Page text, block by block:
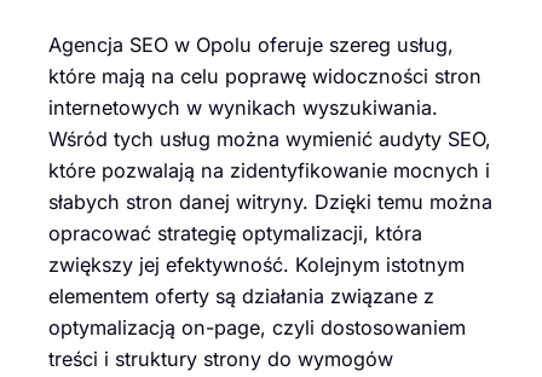
Agencja SEO w Opolu oferuje szereg usług,
które mają na celu poprawę widoczności stron
internetowych w wynikach wyszukiwania.
Wśród tych usług można wymienić audyty SEO,
które pozwalają na zidentyfikowanie mocnych i
słabych stron danej witryny. Dzięki temu można
opracować strategię optymalizacji, która
zwiększy jej efektywność. Kolejnym istotnym
elementem oferty są działania związane z
optymalizacją on-page, czyli dostosowaniem
treści i struktury strony do wymogów